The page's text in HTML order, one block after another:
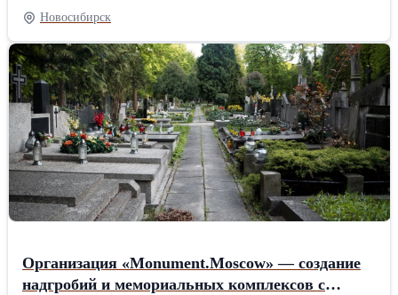
транспорт и грузчики. По всем вопросам обращаться по
телефону.
Новосибирск
Организация «Monument.Moscow» — создание
надгробий и мемориальных комплексов с